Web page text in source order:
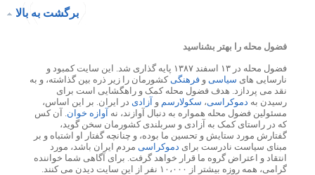
برگشت به بالا
فضول محله را بهتر بشناسید
فضول محله در ۱۳ اسفند ۱۳۸۷ پایه گذاری شد. این سایت کمبود و
نارسایی های سیاسی و فرهنگی کشورمان را زیر ذره بین گذاشته، و به
نقد می پردازد. هدف فضول محله کمک و راهگشایی است برای
رسیدن به دموکراسی، سکولارسم و آزادی در ایران. بر این اساس،
مسئولین فضول محله همواره به دنبال آوازند، نه آوازه خوان . آن کس
که در راستای کمک به آزادی و سربلندی کشورمان سخن گوید،
گفتارش مورد ستایش و تحسین ما بوده، و چنانچه گفتار او اشتباه و بر
مبنای سیاست نادرست برای دموکراسی مردم ایران باشد، مورد
انتقاد و اعتراض گروه ما قرار خواهد گرفت. برای آگاهی شما خواننده
گرامی، همه روزه بیشتر از ۱۰،۰۰۰ نفر از این سایت دیدن می کنند.